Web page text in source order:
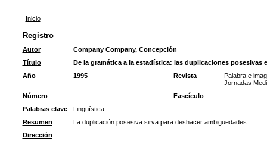
Inicio
Registro
Autor
Company Company, Concepción
Título
De la gramática a la estadística: las duplicaciones posesivas
Año
1995 Revista
Palabra e
Jornadas
Número
Fascículo
Palabras clave
Lingüística
Resumen
La duplicación posesiva sirva para deshacer ambigüedades.
Dirección